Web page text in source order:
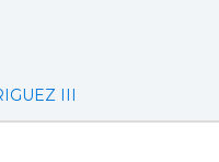
III